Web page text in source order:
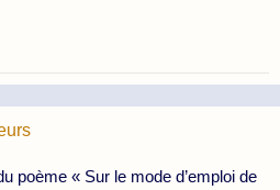
poème « Sur le mode d’emploi de